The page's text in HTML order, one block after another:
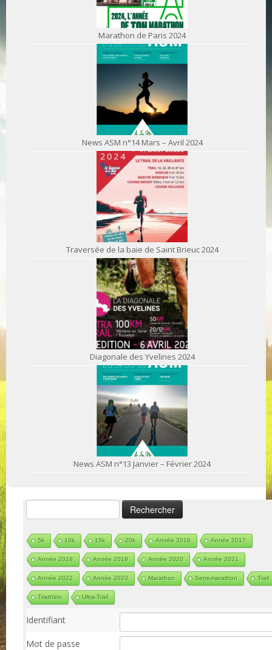
Marathon de Paris 2024
News ASM n°14 Mars – Avril 2024
Traversée de la baie de Saint Brieuc 2024
Diagonale des Yvelines 2024
News ASM n°13 Janvier – Février 2024
Rechercher :
5k 10k 15k 20k Année 2016 Année 2017
Année 2018 Année 2019 Année 2020 Année 2021
Année 2022 Année 2023 Marathon Semi-marathon Trail
Triathlon Ultra-Trail
Identifiant
Mot de passe